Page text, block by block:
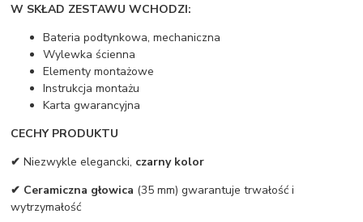
W SKŁAD ZESTAWU WCHODZI:
Bateria podtynkowa, mechaniczna
Wylewka ścienna
Elementy montażowe
Instrukcja montażu
Karta gwarancyjna
CECHY PRODUKTU
✔ Niezwykle elegancki, czarny kolor
✔ Ceramiczna głowica (35 mm) gwarantuje trwałość i
wytrzymałość